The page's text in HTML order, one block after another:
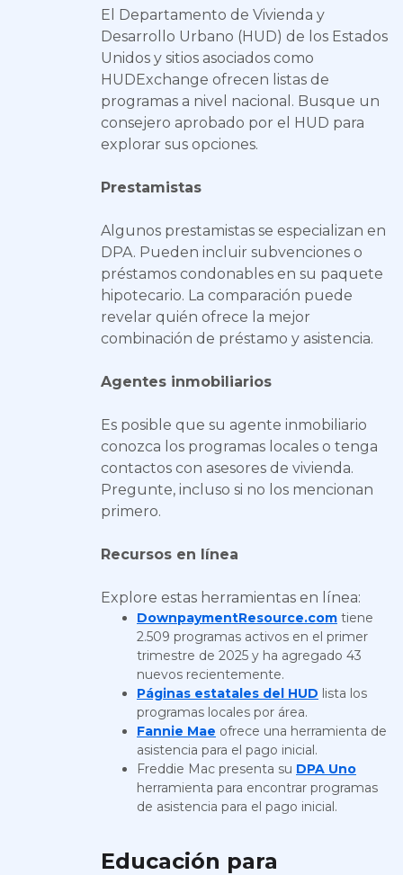
El Departamento de Vivienda y
Desarrollo Urbano (HUD) de los Estados
Unidos y sitios asociados como
HUDExchange ofrecen listas de
programas a nivel nacional. Busque un
consejero aprobado por el HUD para
explorar sus opciones.
Prestamistas
Algunos prestamistas se especializan en
DPA. Pueden incluir subvenciones o
préstamos condonables en su paquete
hipotecario. La comparación puede
revelar quién ofrece la mejor
combinación de préstamo y asistencia.
Agentes inmobiliarios
Es posible que su agente inmobiliario
conozca los programas locales o tenga
contactos con asesores de vivienda.
Pregunte, incluso si no los mencionan
primero.
Recursos en línea
Explore estas herramientas en línea:
DownpaymentResource.com tiene
2.509 programas activos en el primer
trimestre de 2025 y ha agregado 43
nuevos recientemente.
Páginas estatales del HUD lista los
programas locales por área.
Fannie Mae ofrece una herramienta de
asistencia para el pago inicial.
Freddie Mac presenta su DPA Uno
herramienta para encontrar programas
de asistencia para el pago inicial.
Educación para